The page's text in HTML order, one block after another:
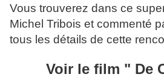
Vous trouverez dans ce
Michel Tribois et commenté
tous les détails de cette
Voir le film " De